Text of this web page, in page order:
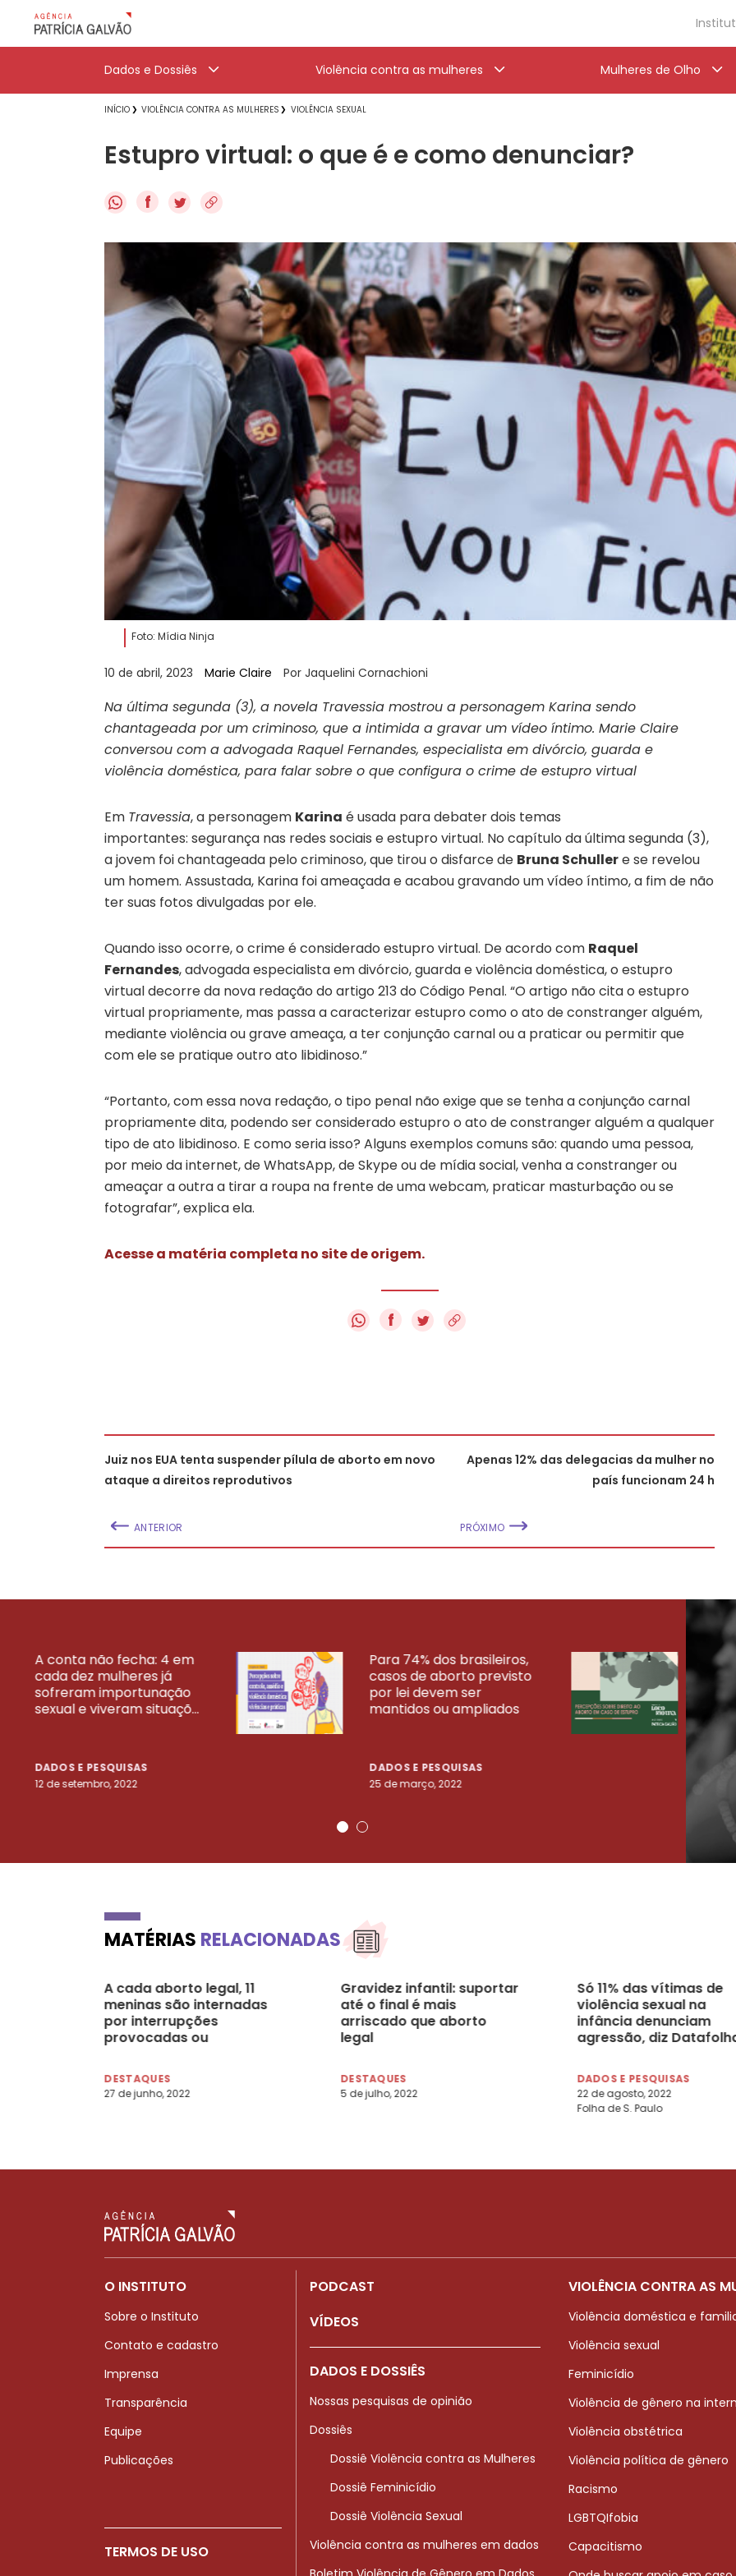
Dados e Dossiês Violência contra as mulheres Mulheres de Olho
INÍCIO VIOLÊNCIA CONTRA AS MULHERES VIOLÊNCIA SEXUAL
Estupro virtual: o que é e como denunciar?
f
Foto: Mídia Ninja
10 de abril, 2023 Marie Claire Por Jaquelini Cornachioni
Na última segunda (3), a novela Travessia mostrou a personagem Karina sendo
chantageada por um criminoso, que a intimida a gravar um vídeo íntimo. Marie Claire
conversou com a advogada Raquel Fernandes, especialista em divórcio, guarda e
violência doméstica, para falar sobre o que configura o crime de estupro virtual
Em Travessia, a personagem Karina é usada para debater dois temas
importantes: segurança nas redes sociais e estupro virtual. No capítulo da última segunda (3),
a jovem foi chantageada pelo criminoso, que tirou o disfarce de Bruna Schullere se revelou
um homem. Assustada, Karina foi ameaçada e acabou gravando um vídeo íntimo, a fim de não
ter suas fotos divulgadas por ele.
Quando isso ocorre, o crime é considerado estupro virtual. De acordo com Raquel
Fernandes, advogada especialista em divórcio, guarda e violência doméstica, o estupro
virtual decorre da nova redação do artigo 213 do Código Penal. “O artigo não cita o estupro
virtual propriamente, mas passa a caracterizar estupro como o ato de constranger alguém,
mediante violência ou grave ameaça, a ter conjunção carnal ou a praticar ou permitir que
com ele se pratique outro ato libidinoso.”
“Portanto, com essa nova redação, o tipo penal não exige que se tenha a conjunção carnal
propriamente dita, podendo ser considerado estupro o ato de constranger alguém a qualquer
tipo de ato libidinoso. E como seria isso? Alguns exemplos comuns são: quando uma pessoa,
por meio da internet, de WhatsApp, de Skype ou de mídia social, venha a constranger ou
ameaçar a outra a tirar a roupa na frente de uma webcam, praticar masturbação ou se
fotografar”, explica ela.
Acesse a matéria completa no site de origem.
f
Juiz nos EUA tenta suspender pílula de aborto em novo
ataque a direitos reprodutivos
ANTERIOR
Apenas 12% das delegacias da mulher no
país funcionam 24 h
PRÓXIMO
A conta não fecha: 4 em
cada dez mulheres já
sofreram importunação
sexual e viveram situaçõ...
DADOS E PESQUISAS
12 de setembro, 2022
Para 74% dos brasileiros,
casos de aborto previsto
por lei devem ser
mantidos ou ampliados
DADOS E PESQUISAS
25 de março, 2022
23
VEJA MAIS PESQUISAS
MATÉRIAS RELACIONADAS
A cada aborto legal, 11
meninas são internadas
por interrupções
provocadas ou
DESTAQUES
27 de junho, 2022
Gravidez infantil: suportar
até o final é mais
arriscado que aborto
legal
DESTAQUES
5 de julho, 2022
Só 11% das vítimas de
violência sexual na
infância denunciam
agressão, diz
DADOS E PESQUISAS
22 de agosto, 2022
Folha de S. Paulo
O INSTITUTO
Sobre o Instituto
Contato e cadastro
Imprensa
Transparência
Equipe
Publicações
TERMOS DE USO
PODCAST
VÍDEOS
DADOS E DOSSIÊS
Nossas pesquisas de opinião
Dossiês
Dossiê Violência contra as Mulheres
Dossiê Feminicídio
Dossiê Violência Sexual
Violência contra as mulheres em dados
VIOLÊNCIA CONTRA AS
Violência doméstica e
Violência sexual
Feminicídio
Violência de gênero na
Violência obstétrica
Violência política de gênero
Racismo
LGBTQIfobia
Capacitismo